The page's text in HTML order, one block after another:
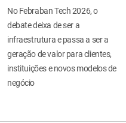
No Febraban Tech 2026, o
debate deixa de ser a
infraestrutura e passa a ser a
geração de valor para clientes,
instituições e novos modelos de
negócio